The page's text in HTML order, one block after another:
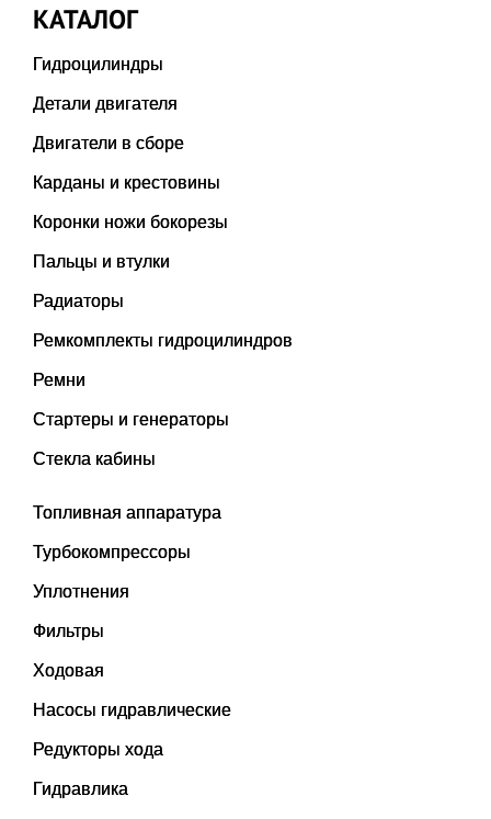
КАТАЛОГ
Гидроцилиндры
Детали двигателя
Двигатели в сборе
Карданы и крестовины
Коронки ножи бокорезы
Пальцы и втулки
Радиаторы
Ремкомплекты гидроцилиндров
Ремни
Стартеры и генераторы
Стекла кабины
Топливная аппаратура
Турбокомпрессоры
Уплотнения
Фильтры
Ходовая
Насосы гидравлические
Редукторы хода
Гидравлика